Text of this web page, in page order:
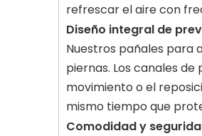
refrescar el aire con
Diseño integral de
Nuestros pañales para
piernas. Los canales
movimiento o el
mismo tiempo que
Comodidad y